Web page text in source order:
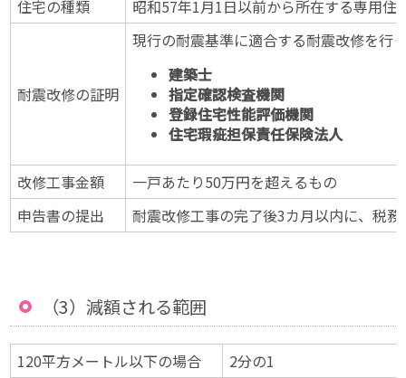
住宅の種類
昭和57年1月1日以前から所在する専用
耐震改修の証明
現行の耐震基準に適合する耐震改修を行
建築士
指定確認検査機関
登録住宅性能評価機関
住宅瑕疵担保責任保険法人
改修工事金額
一戸あたり50万円を超えるもの
申告書の提出
耐震改修工事の完了後3カ月以内に、税
（3）減額される範囲
120平方メートル以下の場合
2分の1